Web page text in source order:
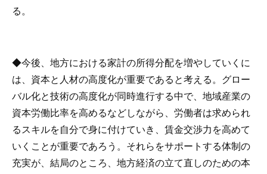
る。
◆今後、地方における家計の所得分配を増やしていくに
は、資本と人材の高度化が重要であると考える。グロー
バル化と技術の高度化が同時進行する中で、地域産業の
資本労働比率を高めるなどしながら、労働者は求められ
るスキルを自分で身に付けていき、賃金交渉力を高めて
いくことが重要であろう。それらをサポートする体制の
充実が、結局のところ、地方経済の立て直しのための本